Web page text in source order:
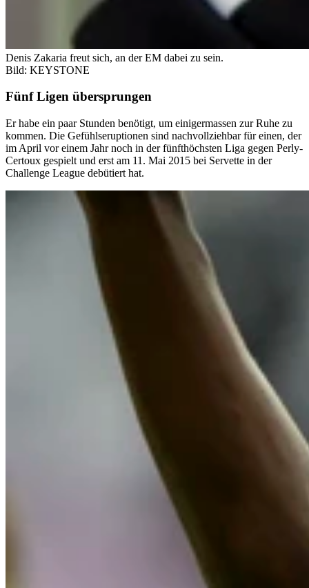
Denis Zakaria freut sich, an der EM dabei zu sein.
Bild: KEYSTONE
Fünf Ligen übersprungen
Er habe ein paar Stunden benötigt, um einigermassen zur Ruhe zu
kommen. Die Gefühlseruptionen sind nachvollziehbar für einen, der
im April vor einem Jahr noch in der fünfthöchsten Liga gegen Perly-
Certoux gespielt und erst am 11. Mai 2015 bei Servette in der
Challenge League debütiert hat.